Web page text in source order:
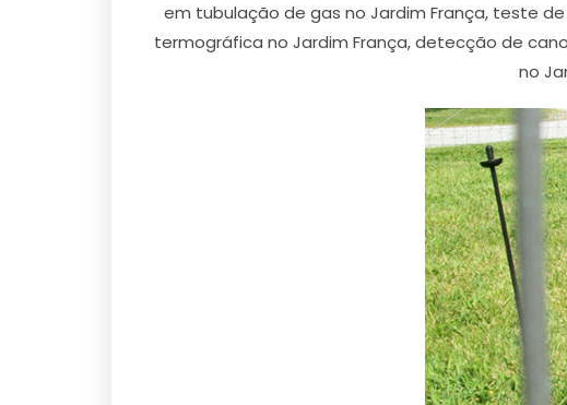
em tubulação de gas no Jardim França, teste
termográfica no Jardim França, detecção de
no